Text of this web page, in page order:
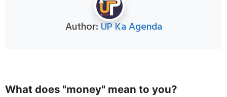
Author: UP Ka Agenda
What does "money" mean to you?